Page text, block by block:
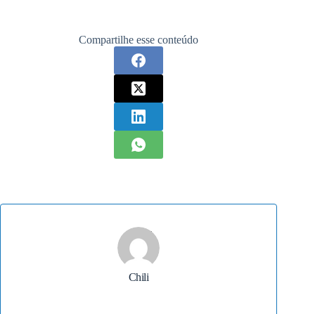
Compartilhe esse conteúdo
Chili